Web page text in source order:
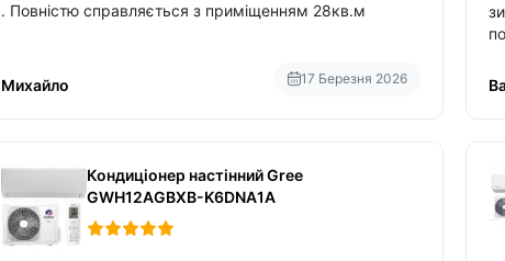
. Повністю справляється з приміщенням 28кв.м
Михайло 17 Березня 2026
Кондиціонер настінний Gree
GWH12AGBXB-K6DNA1A